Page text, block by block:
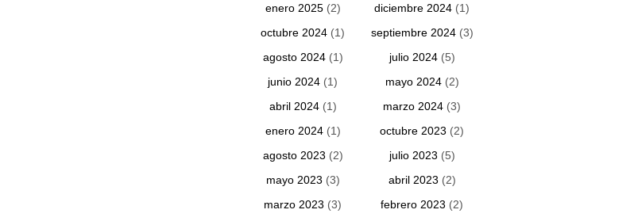
enero 2025(2) diciembre 2024 (1)
octubre 2024 (1) septiembre 2024(3)
agosto 2024(1) julio 2024(5)
junio 2024 (1) mayo 2024(2)
abril 2024(1) marzo 2024 (3)
enero 2024(1) octubre 2023 (2)
agosto 2023 (2) julio 2023 (5)
mayo 2023 (3) abril 2023 (2)
marzo 2023 (3) febrero 2023 (2)